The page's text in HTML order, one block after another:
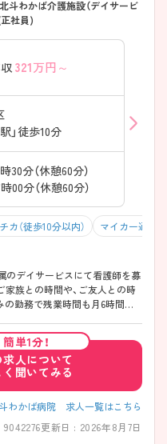
わかば介護施設（デイサービ
社員)
321万円～
」徒歩10分
30分（休憩60分）
00分（休憩60分）
カ（徒歩10分以内） マイカー通勤
のデイサービスにて看護師を募
リテーションの支援がしたい方
の方はお気軽にお問合せ下さい。
簡単1分！
求人について
聞いてみる
わかば病院 求人一覧はこちら
更新日 : 2026年8月7日